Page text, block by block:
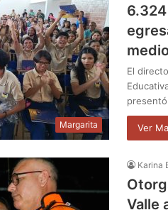
Margarita
El
Ver
Karina
Valle